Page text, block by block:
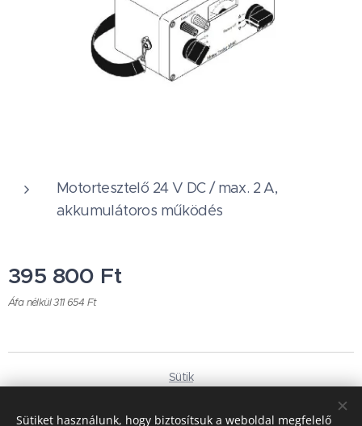
Motortesztelő 24 V DC / max. 2 A,
akkumulátoros működés
395 800 Ft
Áfa nélkül 311 654 Ft
Sütik
Sütiket használunk, hogy biztosítsuk a weboldal megfelelő